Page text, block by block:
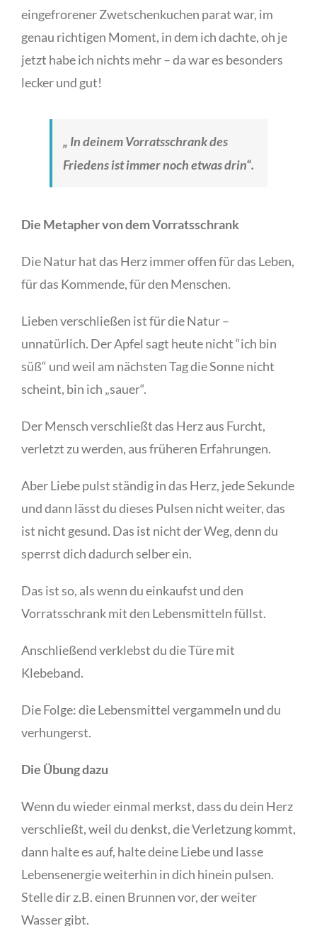
eingefrorener Zwetschenkuchen parat war, im
genau richtigen Moment, in dem ich dachte, oh je
jetzt habe ich nichts mehr – da war es besonders
lecker und gut!
„ In deinem Vorratsschrank des
Friedens ist immer noch etwas drin“.
Die Metapher von dem Vorratsschrank
Die Natur hat das Herz immer offen für das Leben,
für das Kommende, für den Menschen.
Lieben verschließen ist für die Natur –
unnatürlich. Der Apfel sagt heute nicht “ich bin
süß“ und weil am nächsten Tag die Sonne nicht
scheint, bin ich „sauer“.
Der Mensch verschließt das Herz aus Furcht,
verletzt zu werden, aus früheren Erfahrungen.
Aber Liebe pulst ständig in das Herz, jede Sekunde
und dann lässt du dieses Pulsen nicht weiter, das
ist nicht gesund. Das ist nicht der Weg, denn du
sperrst dich dadurch selber ein.
Das ist so, als wenn du einkaufst und den
Vorratsschrank mit den Lebensmitteln füllst.
Anschließend verklebst du die Türe mit
Klebeband.
Die Folge: die Lebensmittel vergammeln und du
verhungerst.
Die Übungdazu
Wenn du wieder einmal merkst, dass du dein Herz
verschließt, weil du denkst, die Verletzung kommt,
dann halte es auf, halte deine Liebe und lasse
Lebensenergie weiterhin in dich hinein pulsen.
Stelle dir z.B. einen Brunnen vor, der weiter
Wasser gibt.